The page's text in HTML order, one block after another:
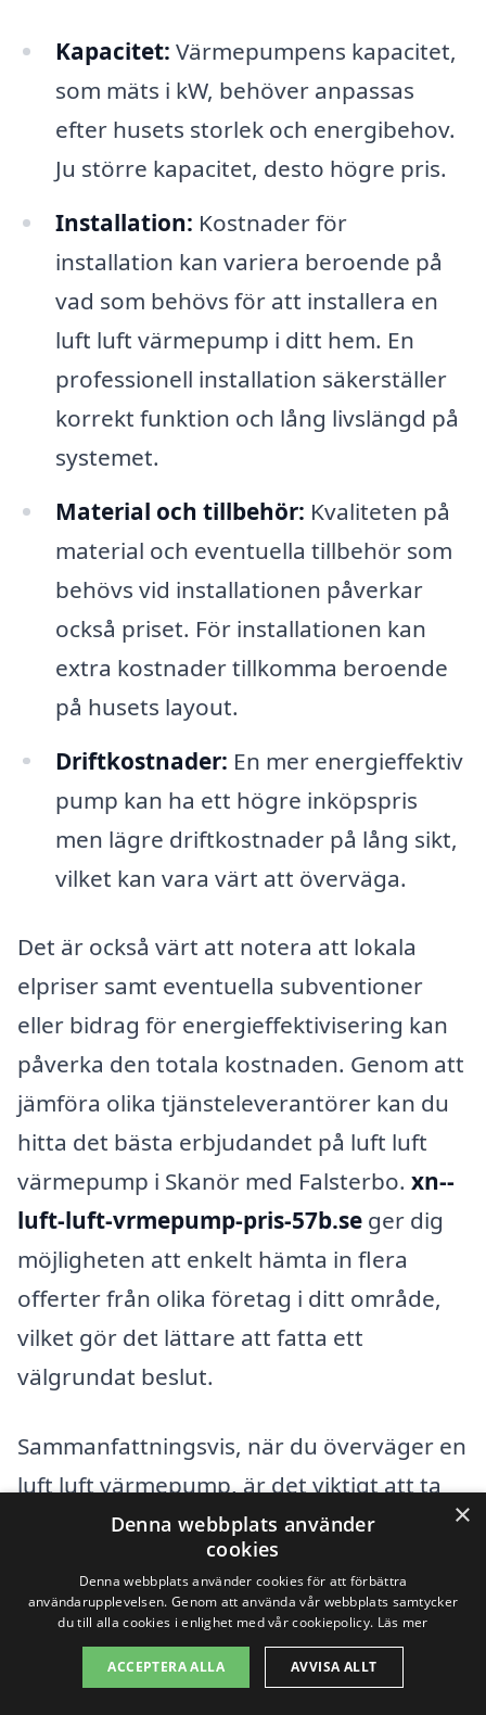
Kapacitet: Värmepumpens kapacitet,
som mäts i kW, behöver anpassas
efter husets storlek och energibehov.
Ju större kapacitet, desto högre pris.
Installation: Kostnader för
installation kan variera beroende på
vad som behövs för att installera en
luft luft värmepump i ditt hem. En
professionell installation säkerställer
korrekt funktion och lång livslängd på
systemet.
Material och tillbehör: Kvaliteten på
material och eventuella tillbehör som
behövs vid installationen påverkar
också priset. För installationen kan
extra kostnader tillkomma beroende
på husets layout.
Driftkostnader: En mer energieffektiv
pump kan ha ett högre inköpspris
men lägre driftkostnader på lång sikt,
vilket kan vara värt att överväga.
Det är också värt att notera att lokala
elpriser samt eventuella subventioner
eller bidrag för energieffektivisering kan
påverka den totala kostnaden. Genom att
jämföra olika tjänsteleverantörer kan du
hitta det bästa erbjudandet på luft luft
värmepump i Skanör med Falsterbo. xn--
luft-luft-vrmepump-pris-57b.se ger dig
möjligheten att enkelt hämta in flera
offerter från olika företag i ditt område,
vilket gör det lättare att fatta ett
välgrundat beslut.
Sammanfattningsvis, när du överväger en
luft luft värmepump, är det viktigt att ta
hänsyn till de faktorer som påverkar
priset. Genom att vara välinformerad och
utnyttja resurser som erbjuder
offertjämförelser kan du hitta en lösning
som passar både dina behov och din
×
Denna webbplats använder
cookies
Denna webbplats använder cookies för att förbättra
användarupplevelsen. Genom att använda vår webbplats samtycker
du till alla cookies i enlighet med vår cookiepolicy. Läs mer
ACCEPTERA ALLA AVVISA ALLT